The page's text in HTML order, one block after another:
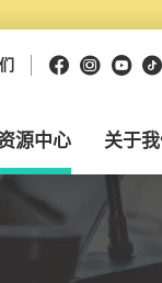
Facebook
源中心 关于